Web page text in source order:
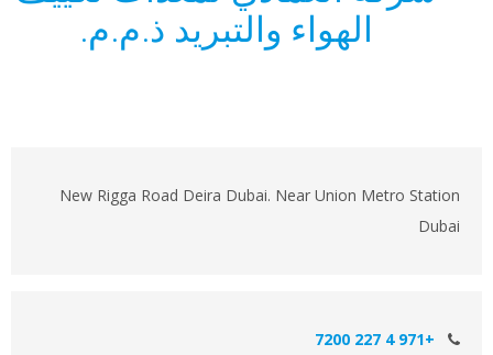
الهواء والتبريد ذ.م.م.
New Rigga Road Deira Dubai. Near Union Metro Station
Dubai
+971 4 227 7200